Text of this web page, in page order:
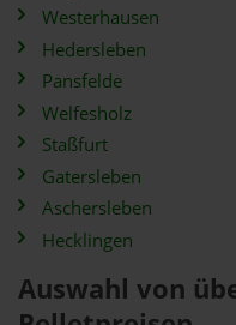
Westerhausen
Hedersleben
Pansfelde
Welfesholz
Staßfurt
Gatersleben
Aschersleben
Hecklingen
Auswahl von